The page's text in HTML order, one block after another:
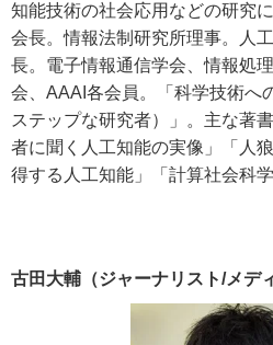
知能技術の社会応用などの研究
会長。情報法制研究所理事。人
長。電子情報通信学会、情報処
会、 AAAI 各会員。「科学技術へ
ステップな研究者）」。主な著
者に聞く人工知能の実像」「人
得する人工知能」「計算社会科学
古田大輔（ジャーナリスト/メデ